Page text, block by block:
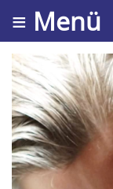
≡ Menü